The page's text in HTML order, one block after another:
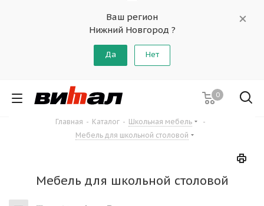
Ваш регион
Нижний Новгород ?
Да Нет
0
Главная - Каталог - Школьная мебель
-
Мебель для школьной столовой
Мебель для школьной столовой